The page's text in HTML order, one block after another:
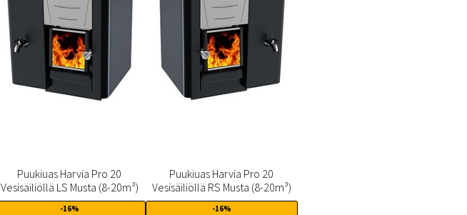
Puukiuas Harvia Pro 20
Vesisäiliöllä LS Musta (8-20m³)
-16%
Puukiuas Harvia Pro 20
Vesisäiliöllä RS Musta (8-20m³)
-16%